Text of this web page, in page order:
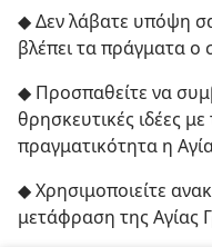
◆ Δεν λάβατε υπόψη
βλέπει τα πράγματα ο
◆ Προσπαθείτε να
θρησκευτικές ιδέες
πραγματικότητα η
◆ Χρησιμοποιείτε
μετάφραση της Αγίας